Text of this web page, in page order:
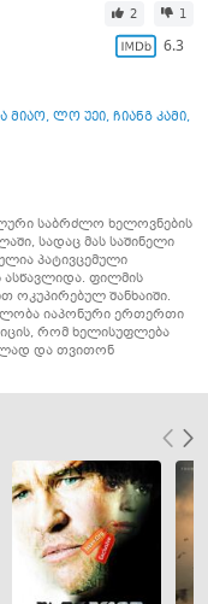
2 1
6.3
მიაო, ლო უეი, ჩიანგ კამი,
საბრძლო ხელოვნების
სადაც მას საშინელი
პატივცემული
ასწავლიდა. ფილმის
ოკუპირებულ შანხაიში.
იაპონური ერთერთი
რომ ხელისუფლება
და თვითონ